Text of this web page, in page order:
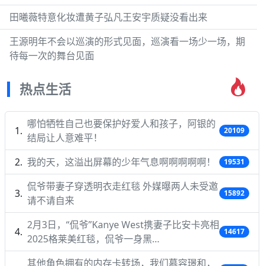
田曦薇特意化妆遭黄子弘凡王安宇质疑没看出来
王源明年不会以巡演的形式见面，巡演看一场少一场，期
待每一次的舞台见面
热点生活
哪怕牺牲自己也要保护好爱人和孩子，阿银的
结局让人意难平！
20109
我的天，这溢出屏幕的少年气息啊啊啊啊啊！ 19531
侃爷带妻子穿透明衣走红毯 外媒曝两人未受邀
请不请自来
15892
2月3日，“侃爷”Kanye West携妻子比安卡亮相
2025格莱美红毯，侃爷一身黑…
14617
其他角色拥有的内存卡转场，我们慕容璟和，